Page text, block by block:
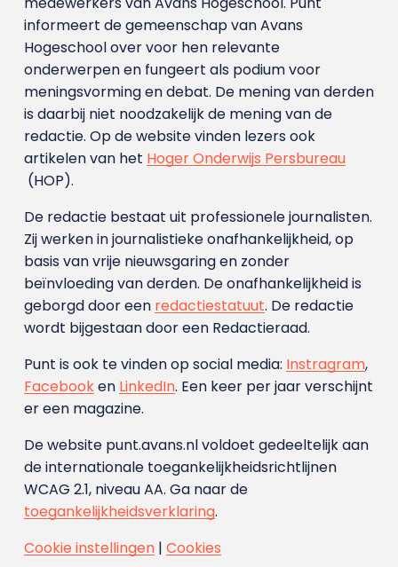
informeert de gemeenschap van Avans
Hogeschool over voor hen relevante
onderwerpen en fungeert als podium voor
meningsvorming en debat. De mening van derden
is daarbij niet noodzakelijk de mening van de
redactie. Op de website vinden lezers ook
artikelen van het Hoger Onderwijs Persbureau
(HOP).
De redactie bestaat uit professionele journalisten.
Zij werken in journalistieke onafhankelijkheid, op
basis van vrije nieuwsgaring en zonder
beïnvloeding van derden. De onafhankelijkheid is
geborgd door een redactiestatuut. De redactie
wordt bijgestaan door een Redactieraad.
Punt is ook te vinden op social media: Instragram,
Facebooken LinkedIn. Een keer per jaar verschijnt
er een magazine.
De website punt.avans.nl voldoet gedeeltelijk aan
de internationale toegankelijkheidsrichtlijnen
WCAG 2.1, niveau AA. Ga naar de
toegankelijkheidsverklaring.
Cookie instellingen| Cookies